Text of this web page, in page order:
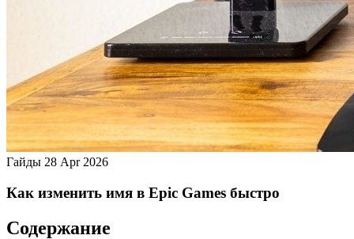
Гайды 28 Apr 2026
Как изменить имя в Epic Games быстро
Содержание